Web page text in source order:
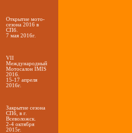
Открытие мото-
сезона 2016 в
СПб.
7 мая 2016г.
VII
Международный
Мотосалон IMIS
2016.
15-17 апреля
2016г.
Закрытие сезона
СПб, в г.
Всеволожск.
2-4 октября
2015г.